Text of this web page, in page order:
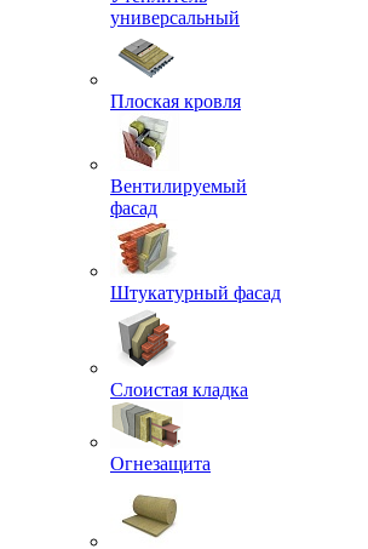
универсальный
Плоская кровля
Вентилируемый
фасад
Штукатурный фасад
Слоистая кладка
Огнезащита